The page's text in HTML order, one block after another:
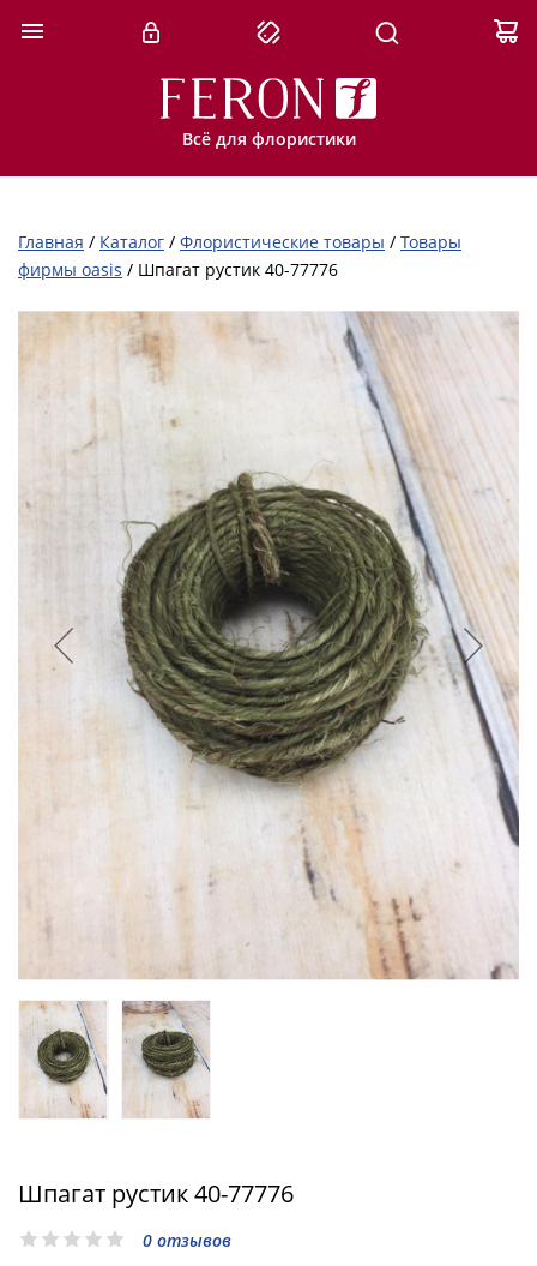
Всё для флористики
Главная / Каталог / Флористические товары / Товары
фирмы oasis / Шпагат рустик 40-77776
Шпагат рустик 40-77776
0 отзывов